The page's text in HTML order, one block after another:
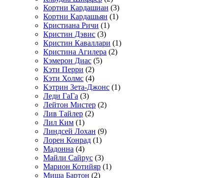
Кортни Кардашиан (3)
Кортни Кардашьян (1)
Кристиана Ричи (1)
Кристин Дэвис (3)
Кристин Каваллари (1)
Кристина Агилера (2)
Кэмерон Диас (5)
Кэти Перри (2)
Кэти Холмс (4)
Кэтрин Зета-Джонс (1)
Леди ГаГа (3)
Лейтон Мистер (2)
Лив Тайлер (2)
Лил Ким (1)
Линдсей Лохан (9)
Лорен Конрад (1)
Мадонна (4)
Майли Сайрус (3)
Марион Котийяр (1)
Миша Бартон (2)